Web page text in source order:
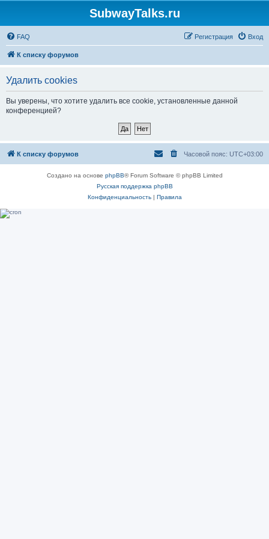
SubwayTalks.ru
FAQ Вход
Регистрация
К списку форумов
Удалить cookies
Вы уверены, что хотите удалить все cookie, установленные данной
конференцией?
К списку форумов Часовой пояс: UTC+03:00
Создано на основе phpBB® Forum Software © phpBB Limited
Русская поддержка phpBB
Конфиденциальность| Правила